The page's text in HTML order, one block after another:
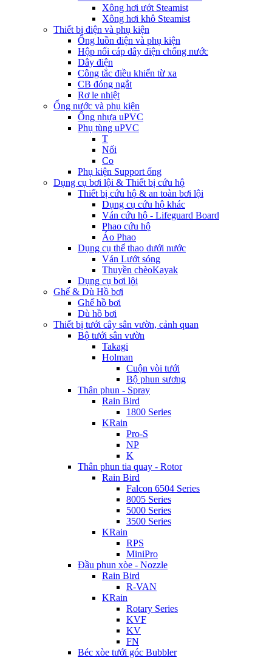
Xông hơi ướt Steamist
Xông hơi khô Steamist
Thiết bị điện và phụ kiện
Ống luồn điện và phụ kiện
Hộp nối cáp dây điện chống nước
Dây điện
Công tắc điều khiển từ xa
CB đóng ngắt
Rơ le nhiệt
Ống nước và phụ kiện
Ống nhựa uPVC
Phụ tùng uPVC
T
Nối
Co
Phụ kiện Support ống
Dụng cụ bơi lội & Thiết bị cứu hộ
Thiết bị cứu hộ & an toàn bơi lội
Dụng cụ cứu hộ khác
Ván cứu hộ - Lifeguard Board
Phao cứu hộ
Áo Phao
Dụng cụ thể thao dưới nước
Ván Lướt sóng
Thuyền chèoKayak
Dụng cụ bơi lội
Ghế & Dù Hồ bơi
Ghế hồ bơi
Dù hồ bơi
Thiết bị tưới cây sân vườn, cảnh quan
Bộ tưới sân vườn
Takagi
Holman
Cuộn vòi tưới
Bộ phun sương
Thân phun - Spray
Rain Bird
1800 Series
KRain
Pro-S
NP
K
Thân phun tia quay - Rotor
Rain Bird
Falcon 6504 Series
8005 Series
5000 Series
3500 Series
KRain
RPS
MiniPro
Đầu phun xòe - Nozzle
Rain Bird
R-VAN
KRain
Rotary Series
KVF
KV
FN
Béc xòe tưới góc Bubbler